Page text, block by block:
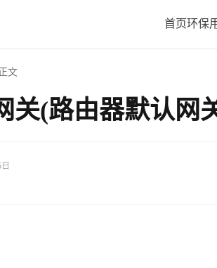
首页环保
文
关(路由器默认网